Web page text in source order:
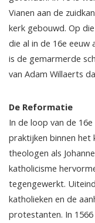
Vianen aan de
kerk gebouwd. Op
die al in de 16e
is de gemarmerde
van Adam Willaerts
De Reformatie
In de loop van de
praktijken binnen het
theologen als
katholicisme
tegengewerkt.
katholieken en de
protestanten. In